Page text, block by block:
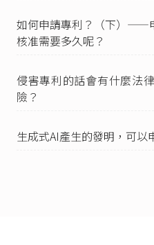
專利法第2條第1款：
三種：一、發明專利
I 可供產業上利用之
三、申請前已為公眾
如何申請專利？（下）——
核准需要多久呢？
侵害專利的話會有什麼法
險？
生成式AI產生的發明，可以